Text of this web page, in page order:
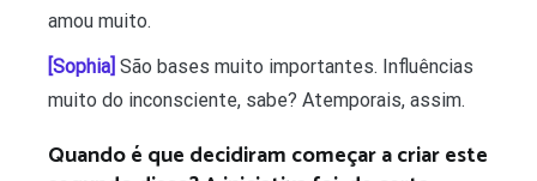
amou muito.
[Sophia] São bases muito importantes. Influências
muito do inconsciente, sabe? Atemporais, assim.
Quando é que decidiram começar a criar este